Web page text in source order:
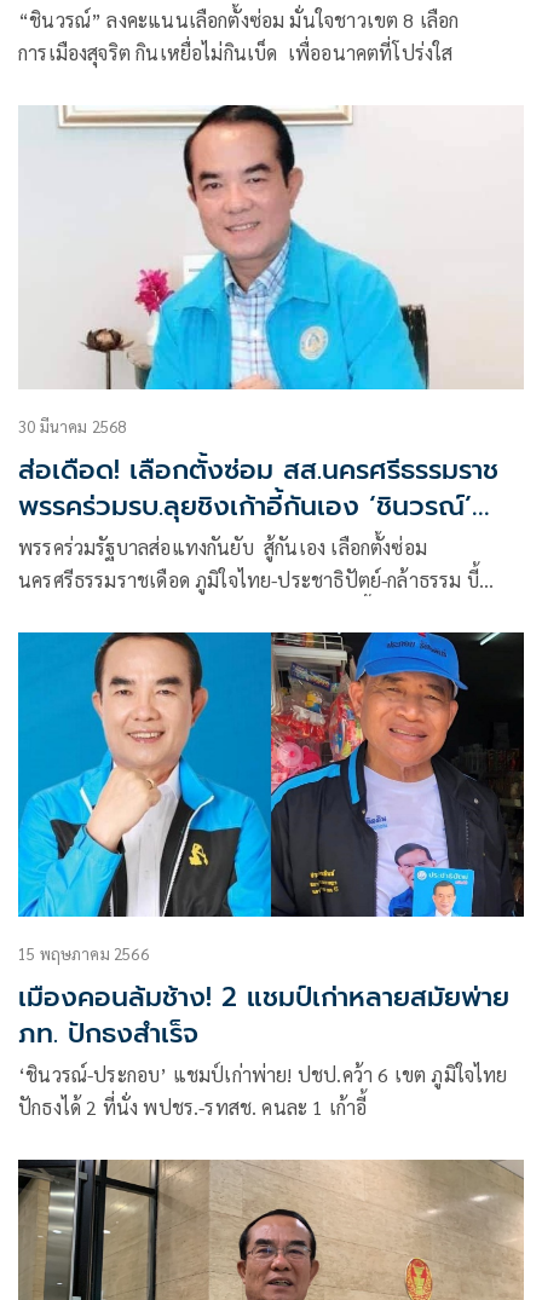
“ชินวรณ์” ลงคะแนนเลือกตั้งซ่อม มั่นใจชาวเขต 8 เลือก
การเมืองสุจริต กินเหยื่อไม่กินเบ็ด เพื่ออนาคตที่โปร่งใส
30 มีนาคม 2568
ส่อเดือด! เลือกตั้งซ่อม สส.นครศรีธรรมราช
พรรคร่วมรบ.ลุยชิงเก้าอี้กันเอง ‘ชินวรณ์’
อาสา 'ปชป.' สู้
พรรคร่วมรัฐบาลส่อแทงกันยับ สู้กันเอง เลือกตั้งซ่อม
นครศรีธรรมราชเดือด ภูมิใจไทย-ประชาธิปัตย์-กล้าธรรม บี้
นัส-กล้าธรรม ส่งลูกเขยตัวเองลงสมัคร ชี้ให้แข่งกันเองแค่สอง
พรรคพอแล้ว
15 พฤษภาคม 2566
เมืองคอนล้มช้าง! 2 แชมป์เก่าหลายสมัยพ่าย
ภท. ปักธงสำเร็จ
‘ชินวรณ์-ประกอบ’ แชมป์เก่าพ่าย! ปชป.คว้า 6 เขต ภูมิใจไทย
ปักธงได้ 2 ที่นั่ง พปชร.-รทสช. คนละ 1 เก้าอี้